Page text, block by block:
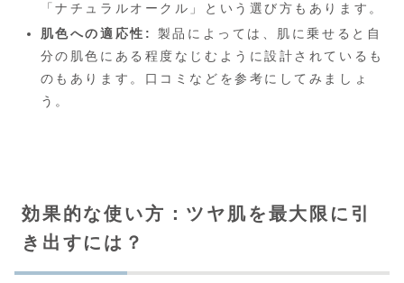
「ナチュラルオークル」という選び方もあります。
肌色への適応性:
製品によっては、肌に乗せると自
分の肌色にある程度なじむように設計されているも
のもあります。口コミなどを参考にしてみましょ
う。
効果的な使い方：ツヤ肌を最大限に引
き出すには？